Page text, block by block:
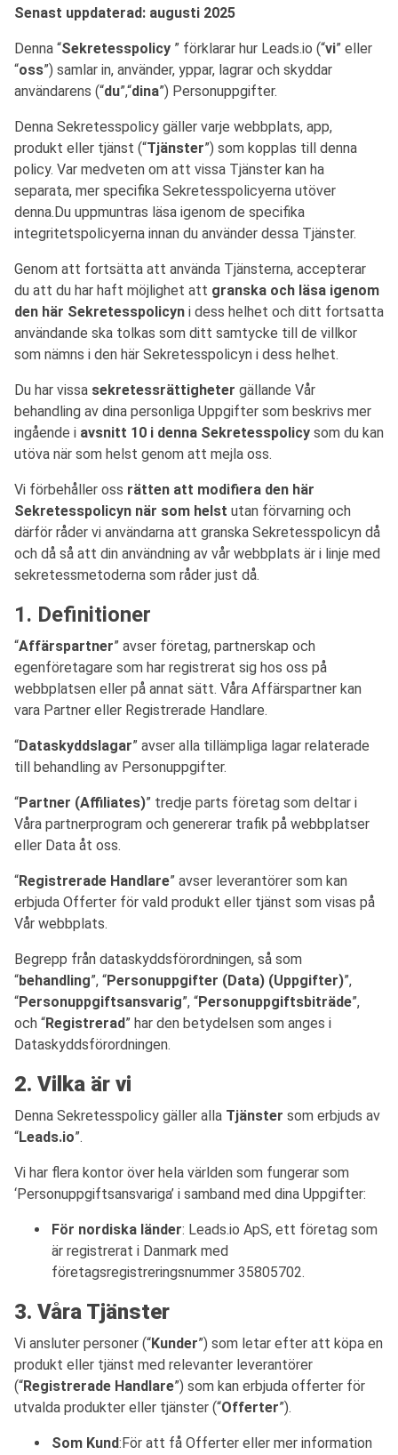
Senast uppdaterad: augusti 2025
Denna “Sekretesspolicy ” förklarar hur Leads.io (“vi” eller
“oss”) samlar in, använder, yppar, lagrar och skyddar
användarens (“du”,“dina”) Personuppgifter.
Denna Sekretesspolicy gäller varje webbplats, app,
produkt eller tjänst (“Tjänster”) som kopplas till denna
policy. Var medveten om att vissa Tjänster kan ha
separata, mer specifika Sekretesspolicyerna utöver
denna.Du uppmuntras läsa igenom de specifika
integritetspolicyerna innan du använder dessa Tjänster.
Genom att fortsätta att använda Tjänsterna, accepterar
du att du har haft möjlighet att granska och läsa igenom
den här Sekretesspolicyn i dess helhet och ditt fortsatta
användande ska tolkas som ditt samtycke till de villkor
som nämns i den här Sekretesspolicyn i dess helhet.
Du har vissa sekretessrättigheter gällande Vår
behandling av dina personliga Uppgifter som beskrivs mer
ingående i avsnitt 10 i denna Sekretesspolicy som du kan
utöva när som helst genom att mejla oss.
Vi förbehåller oss rätten att modifiera den här
Sekretesspolicyn när som helst utan förvarning och
därför råder vi användarna att granska Sekretesspolicyn då
och då så att din användning av vår webbplats är i linje med
sekretessmetoderna som råder just då.
1. Definitioner
“Affärspartner” avser företag, partnerskap och
egenföretagare som har registrerat sig hos oss på
webbplatsen eller på annat sätt. Våra Affärspartner kan
vara Partner eller Registrerade Handlare.
“Dataskyddslagar” avser alla tillämpliga lagar relaterade
till behandling av Personuppgifter.
“Partner (Affiliates)” tredje parts företag som deltar i
Våra partnerprogram och genererar trafik på webbplatser
eller Data åt oss.
“Registrerade Handlare” avser leverantörer som kan
erbjuda Offerter för vald produkt eller tjänst som visas på
Vår webbplats.
Begrepp från dataskyddsförordningen, så som
“behandling”, “Personuppgifter (Data) (Uppgifter)”,
“Personuppgiftsansvarig”, “Personuppgiftsbiträde”,
och “Registrerad” har den betydelsen som anges i
Dataskyddsförordningen.
2. Vilka är vi
Denna Sekretesspolicy gäller alla Tjänster som erbjuds av
“Leads.io”.
Vi har flera kontor över hela världen som fungerar som
‘Personuppgiftsansvariga’ i samband med dina Uppgifter:
För nordiska länder: Leads.io ApS, ett företag som
är registrerat i Danmark med
företagsregistreringsnummer 35805702.
3. Våra Tjänster
Vi ansluter personer (“Kunder”) som letar efter att köpa en
produkt eller tjänst med relevanter leverantörer
(“Registrerade Handlare”) som kan erbjuda offerter för
utvalda produkter eller tjänster (“Offerter”).
Som Kund:För att få Offerter eller mer information